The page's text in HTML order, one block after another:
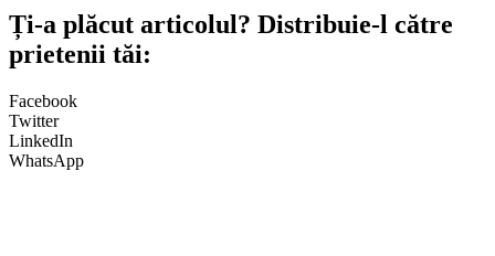
Ți-a plăcut articolul? Distribuie-l către
prietenii tăi:
Facebook
Twitter
LinkedIn
WhatsApp